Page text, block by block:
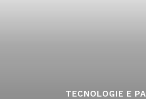
TECNOLOGIE E PA